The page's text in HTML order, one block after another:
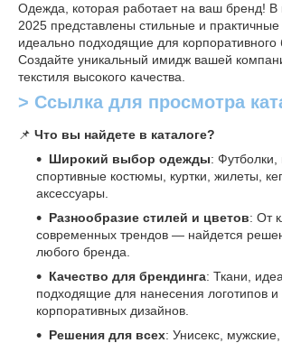
Одежда, которая работает на ваш бренд! В
2025 представлены стильные и практичные
идеально подходящие для корпоративного
Создайте уникальный имидж вашей
текстиля высокого качества.
> Ссылка для просмотра
📌 Что вы найдете в каталоге?
Широкий выбор одежды: Футболки,
спортивные костюмы, куртки, жилеты,
аксессуары.
Разнообразие стилей и цветов: От
современных трендов — найдется
любого бренда.
Качество для брендинга: Ткани,
подходящие для нанесения логотипов и
корпоративных дизайнов.
Решения для всех: Унисекс,